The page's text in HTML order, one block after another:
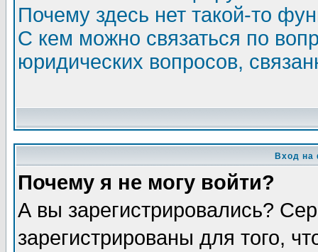
Почему здесь нет такой-то
С кем можно связаться по
юридических вопросов,
Вход на
Почему я не могу войти?
А вы зарегистрировались?
зарегистрированы для того,